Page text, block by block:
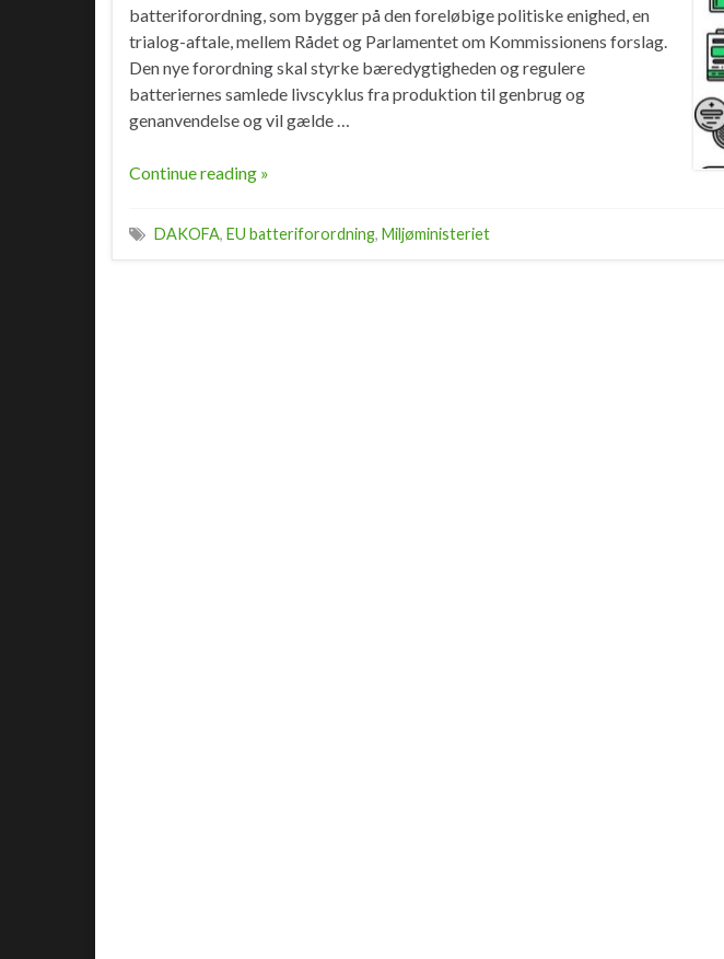
batteriforordning, som bygger på den foreløbige politiske enighed, en
trialog-aftale, mellem Rådet og Parlamentet om Kommissionens forslag.
Den nye forordning skal styrke bæredygtigheden og regulere
batteriernes samlede livscyklus fra produktion til genbrug og
genanvendelse og vil gælde …
Continue reading »
DAKOFA, EU batteriforordning, Miljøministeriet